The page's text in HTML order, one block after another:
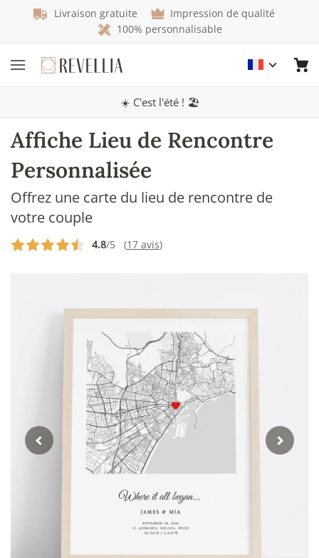
Livraison gratuite
Impression de qualité
100% personnalisable
☀️ C'est l'été ! 🏖️
Affiche Lieu de Rencontre
Personnalisée
Offrez une carte du lieu de rencontre de
votre couple
4.8/5 (17 avis)